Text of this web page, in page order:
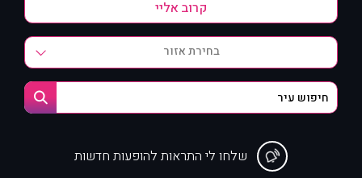
בחירת אזור
שלחו לי התראות להופעות חדשות